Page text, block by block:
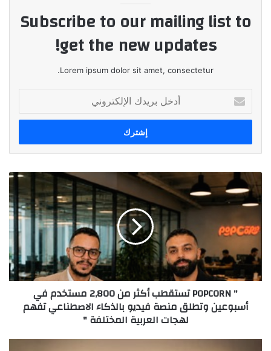
Subscribe to our mailing list to
get the new updates!
Lorem ipsum dolor sit amet, consectetur.
بريدك
الإلكتروني
POPCORN
تستقطب
من
مستخدم
في
أسبوعين
منصة
" POPCORN تستقطب أكثر من 2,800 مستخدم في
أسبوعين وتطلق منصة فيديو بالذكاء الاصطناعي تفهم
لهجات العربية المختلفة "